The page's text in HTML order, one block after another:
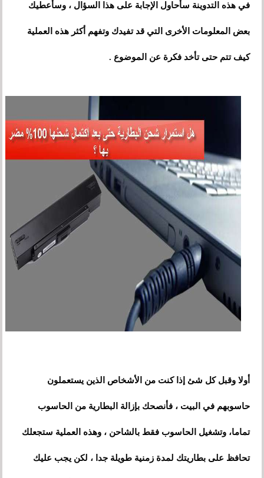
في هذه التدوينة سأحاول الإجابة على هذا السؤال ، وسأعطيك
بعض المعلومات الأخرى التي قد تفيدك وتفهم أكثر هذه العملية
كيف تتم حتى تأخد فكرة عن الموضوع .
أولا وقبل كل شئ إذا كنت من الأشخاص الذين يستعملون
حاسوبهم في البيت ، فأنصحك بإزالة البطارية من الحاسوب
تماما، وتشغيل الحاسوب فقط بالشاحن ، وهذه العملية ستجعلك
تحافظ على بطاريتك لمدة زمنية طويلة جدا ، لكن يجب عليك